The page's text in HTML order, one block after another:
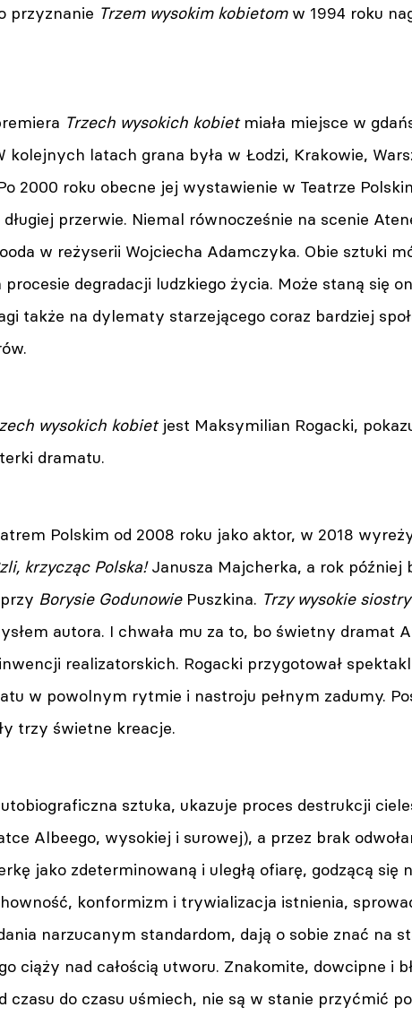
przyznanie Trzem wysokim kobietomw 1994 roku
Trzech wysokich kobietmiała miejsce w
kolejnych latach grana była w Łodzi, Krakowie,
2000 roku obecne jej wystawienie w Teatrze
przerwie. Niemal równocześnie na scenie
w reżyserii Wojciecha Adamczyka. Obie sztuki
procesie degradacji ludzkiego życia. Może staną się
także na dylematy starzejącego coraz bardziej
wysokich kobietjest Maksymilian Rogacki,
dramatu.
Polskim od 2008 roku jako aktor, w 2018
krzycząc Polska!Janusza Majcherka, a rok później
Borysie Godunowie Puszkina. Trzy wysokie siostry
autora. I chwała mu za to, bo świetny dramat
realizatorskich. Rogacki przygotował
w powolnym rytmie i nastroju pełnym zadumy.
trzy świetne kreacje.
sztuka, ukazuje proces destrukcji
Albeego, wysokiej i surowej), a przez brak
jako zdeterminowaną i uległą ofiarę, godzącą się
konformizm i trywializacja istnienia,
narzucanym standardom, dają o sobie znać na
ciąży nad całością utworu. Znakomite, dowcipne i
czasu do czasu uśmiech, nie są w stanie przyćmić